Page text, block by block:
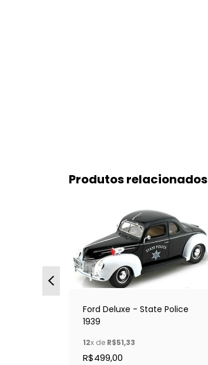
Produtos relacionados
Ford Deluxe - State Police
1939
12x de R$51,33
R$499,00